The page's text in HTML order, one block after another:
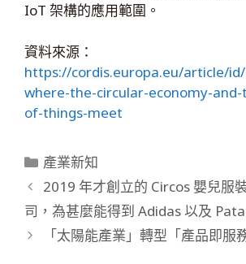
IoT 架構的應用範圍。
資料來源：
https://cordis.europa.eu/article/
where-the-circular-economy-
of-things-meet
產業新知
2019 年才創立的 Circos 嬰兒服
司，為甚麼能得到 Adidas 以及
「太陽能產業」轉型「產品即服